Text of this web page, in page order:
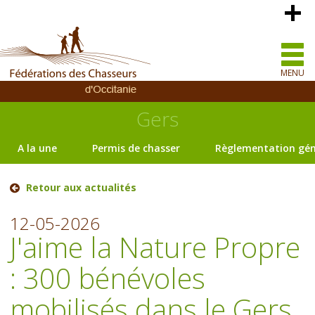
MENU
Gers
A la une Permis de chasser Règlementation
Retour aux actualités
12-05-2026
J'aime la Nature Propre
: 300 bénévoles